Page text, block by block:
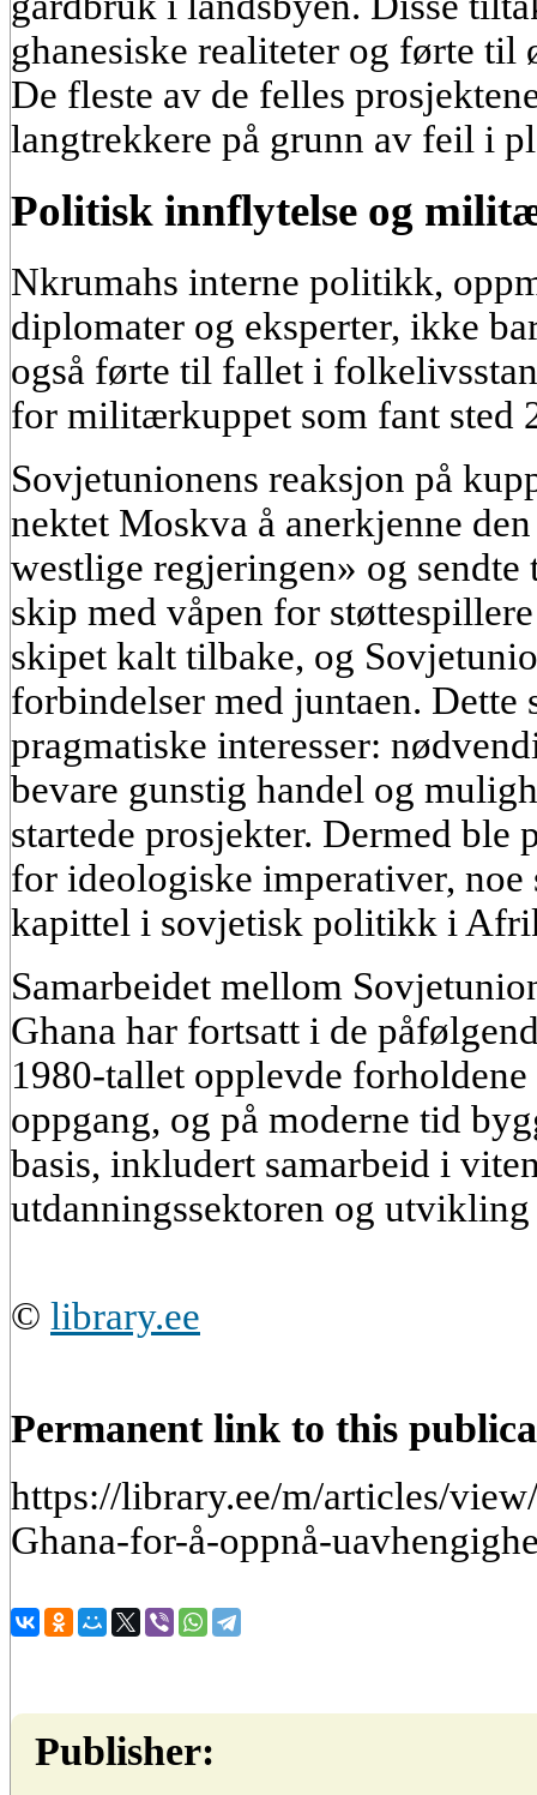
ghanesiske realiteter og førte til
De fleste av de felles
langtrekkere på grunn av feil i
Politisk innflytelse og
Nkrumahs interne politikk,
diplomater og eksperter, ikke
også førte til fallet i
for militærkuppet som fant sted
Sovjetunionens reaksjon på
nektet Moskva å anerkjenne
westlige regjeringen» og
skip med våpen for
skipet kalt tilbake, og
forbindelser med juntaen. Dette
pragmatiske interesser:
bevare gunstig handel og
startede prosjekter. Dermed ble
for ideologiske imperativer, noe
kapittel i sovjetisk politikk i
Samarbeidet mellom
Ghana har fortsatt i de
1980-tallet opplevde
oppgang, og på moderne tid
basis, inkludert samarbeid i
utdanningssektoren og
© library.ee
Permanent link to this
https://library.ee/m/articles/
Ghana-for-å-oppnå-
Publisher: